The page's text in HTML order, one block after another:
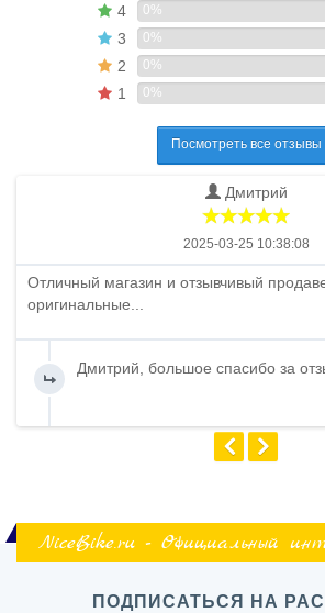
4 0%
3 0%
2 0%
1 0%
Посмотреть все отзывы
Дмитрий
2025-03-25 10:38:08
Отличный магазин и отзывчивый
оригинальные...
Дмитрий, большое спасибо за
NiceBike.ru - Официальный
ПОДПИСАТЬСЯ НА